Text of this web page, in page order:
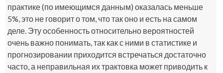
практике (по имеющимся данным) оказалась меньше
5%, это не говорит о том, что так оно и есть на самом
деле. Эту особенность относительно вероятностей
очень важно понимать, так как с ними в статистике и
прогнозировании приходится встречаться достаточно
часто, а неправильная их трактовка может приводить к